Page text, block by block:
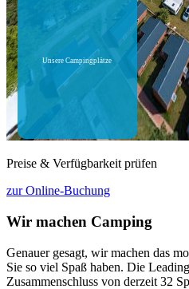
Preise & Verfügbarkeit prüfen
zur Online-Buchung
Wir machen Camping
Genauer gesagt, wir machen das
Sie so viel Spaß haben. Die
Zusammenschluss von derzeit 32